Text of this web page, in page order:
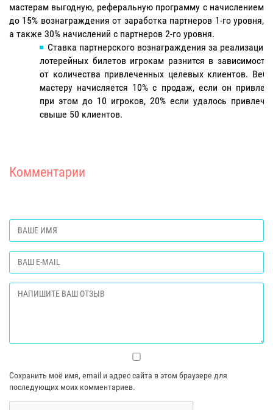
мастерам выгодную, реферальную программу с начислением
до 15% вознаграждения от заработка партнеров 1-го уровня,
а также 30% начислений с партнеров 2-го уровня.
Ставка партнерского вознаграждения за реализацию
лотерейных билетов игрокам разнится в зависимости
от количества привлеченных целевых клиентов. Веб-
мастеру начисляется 10% с продаж, если он привлек
при этом до 10 игроков, 20% если удалось привлечь
свыше 50 клиентов.
Комментарии
Сохранить моё имя, email и адрес сайта в этом браузере для
последующих моих комментариев.